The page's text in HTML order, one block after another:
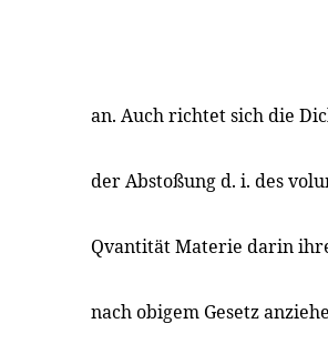
an. Auch richtet sich die
der Abstoßung d. i. des
Qvantität Materie darin
nach obigem Gesetz